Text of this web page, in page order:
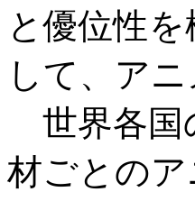
と優位性
して、ア
世界各国
材ごとの